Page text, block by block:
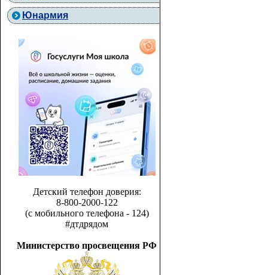
Юнармия
Детский телефон доверия:
8-800-2000-122
(с мобильного телефона - 124)
#дтдрядом
Министерство просвещения РФ